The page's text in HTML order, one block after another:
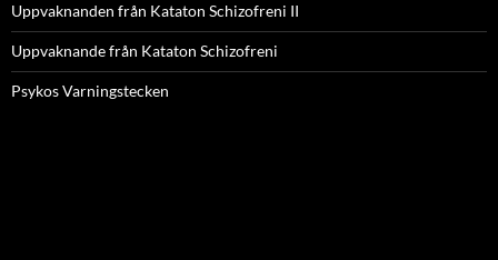
Uppvaknanden från Kataton Schizofreni II
Uppvaknande från Kataton Schizofreni
Psykos Varningstecken